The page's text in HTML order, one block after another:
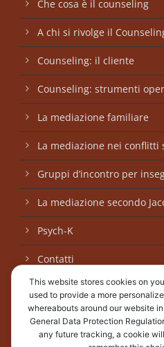
Che cosa è il counseling
A chi si rivolge il
Counseling: il cliente
Counseling: strumenti
La mediazione familiare
La mediazione nei conflitti
Gruppi d’incontro per
La mediazione secondo
Psych-K
Contatti
Copyright sui contenuti
Informativa trattamento
Informativa Cookie Policy
This website stores cookies on
used to provide a more
whereabouts around our website
General Data Protection
any future tracking, a cookie